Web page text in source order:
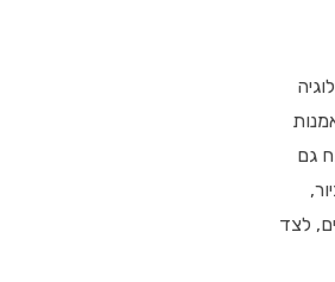
גם
לצד